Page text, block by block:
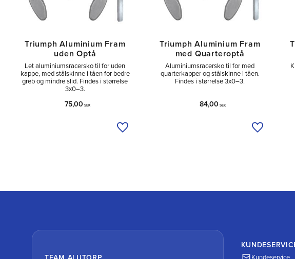
Triumph Aluminium Fram
uden Optå
Let aluminiumsracersko til for uden
kappe, med stålskinne i tåen for bedre
greb og mindre slid. Findes i størrelse
3x0–3.
75,00 SEK
Tilføj til ønskeliste
Triumph Aluminium Fram
med Quarteroptå
Aluminiumsracersko til for med
quarterkapper og stålskinne i tåen.
Findes i størrelse 3x0–3.
84,00 SEK
Tilføj til